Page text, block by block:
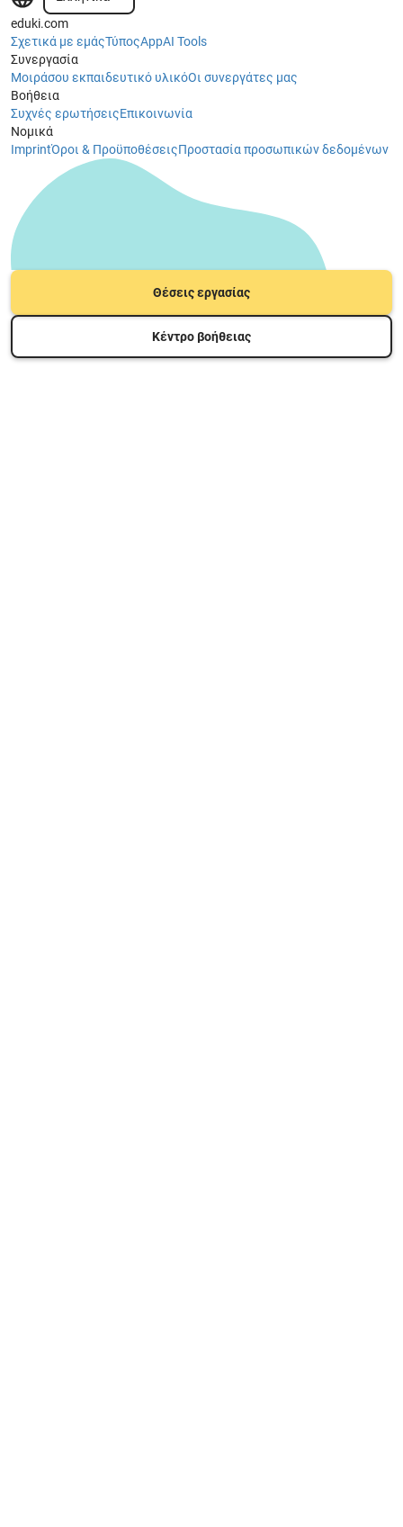
eduki.com
Σχετικά με εμάςΤύποςAppAI Tools
Συνεργασία
Μοιράσου εκπαιδευτικό υλικόΟι συνεργάτες μας
Βοήθεια
Συχνές ερωτήσειςΕπικοινωνία
Νομικά
ImprintΌροι & ΠροϋποθέσειςΠροστασία προσωπικών δεδομένων
Θέσεις εργασίας
Κέντρο βοήθειας